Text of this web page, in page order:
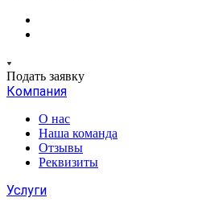
Подать заявку
Компания
О нас
Наша команда
Отзывы
Реквизиты
Услуги